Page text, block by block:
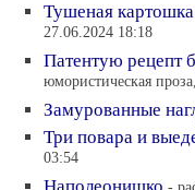
Тушеная
27.06.2024 18:18
Патентую рецепт
юмористическая
Замурованные
Три повара и
03:54